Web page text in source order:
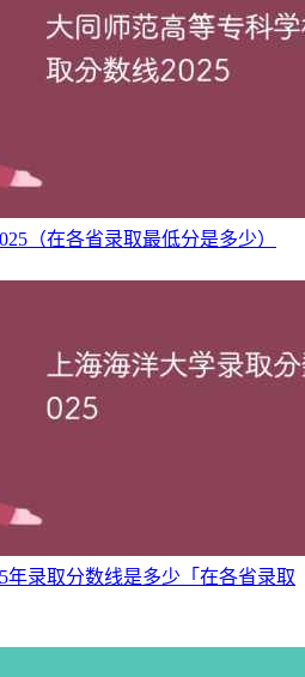
183153 490
25588
465
81411 430
37999
467
146356 438
23434
443
247154
19930 372
14338
418
（在各省录取最低分是多少）
年录取分数线是多少「在各省录取